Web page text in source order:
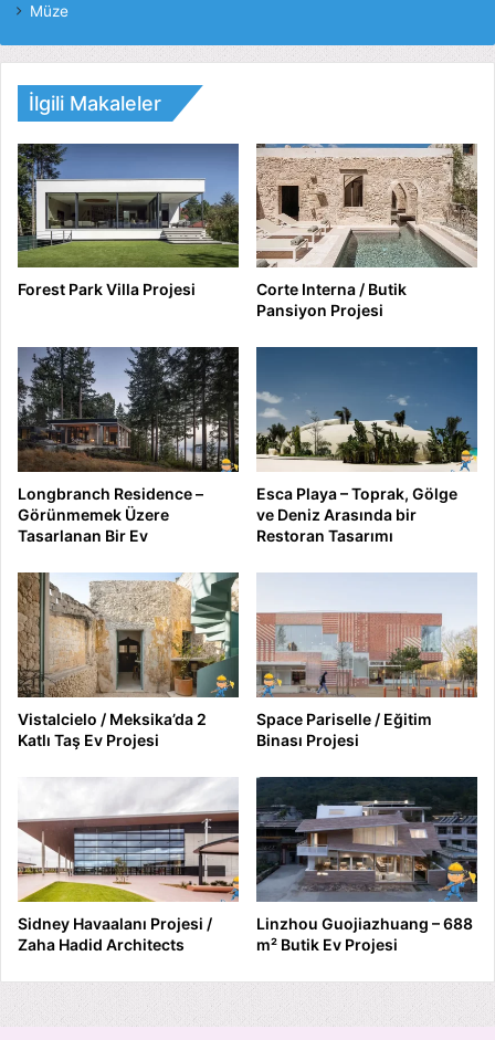
Müze
İlgili Makaleler
Forest Park Villa Projesi
Corte Interna / Butik
Pansiyon Projesi
Longbranch Residence –
Görünmemek Üzere
Tasarlanan Bir Ev
Esca Playa – Toprak, Gölge
ve Deniz Arasında bir
Restoran Tasarımı
Vistalcielo / Meksika’da 2
Katlı Taş Ev Projesi
Space Pariselle / Eğitim
Binası Projesi
Sidney Havaalanı Projesi /
Zaha Hadid Architects
Linzhou Guojiazhuang – 688
m² Butik Ev Projesi